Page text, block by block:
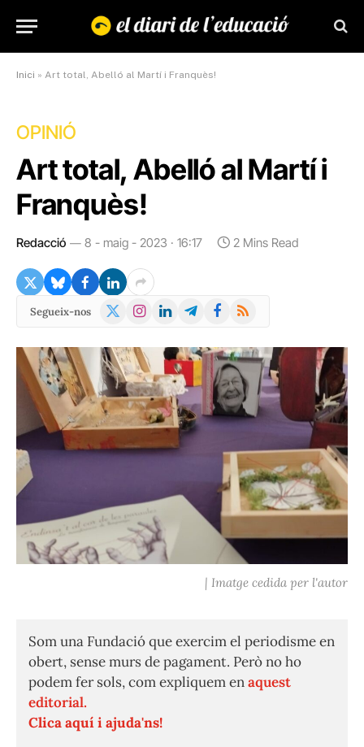
Inici » Art total, Abelló al Martí i Franquès!
OPINIÓ
Art total, Abelló al Martí i
Franquès!
Redacció 8 - maig - 2023 · 16:17 2 Mins Read
Segueix-nos
X
Instagram
LinkedInTelegramFacebook
RSS
| Imatge cedida per l'autor
Som una Fundació que exercim el periodisme en
obert, sense murs de pagament. Però no ho
podem fer sols, com expliquem enaquest
editorial.
Clica aquí i ajuda'ns!